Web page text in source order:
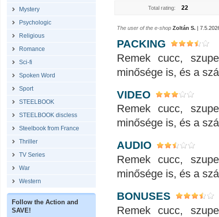
Mystery
Psychologic
Religious
Romance
Sci-fi
Spoken Word
Sport
STEELBOOK
STEELBOOK discless
Steelbook from France
Thriller
TV Series
War
Western
Follow the Action and
SAVE!
Total rating: 22
The user of the e-shop Zoltán S. |
PACKING
Remek cucc,
minősége is, és a
VIDEO
Remek cucc,
minősége is, és a
AUDIO
Remek cucc,
minősége is, és a
BONUSES
Remek cucc,